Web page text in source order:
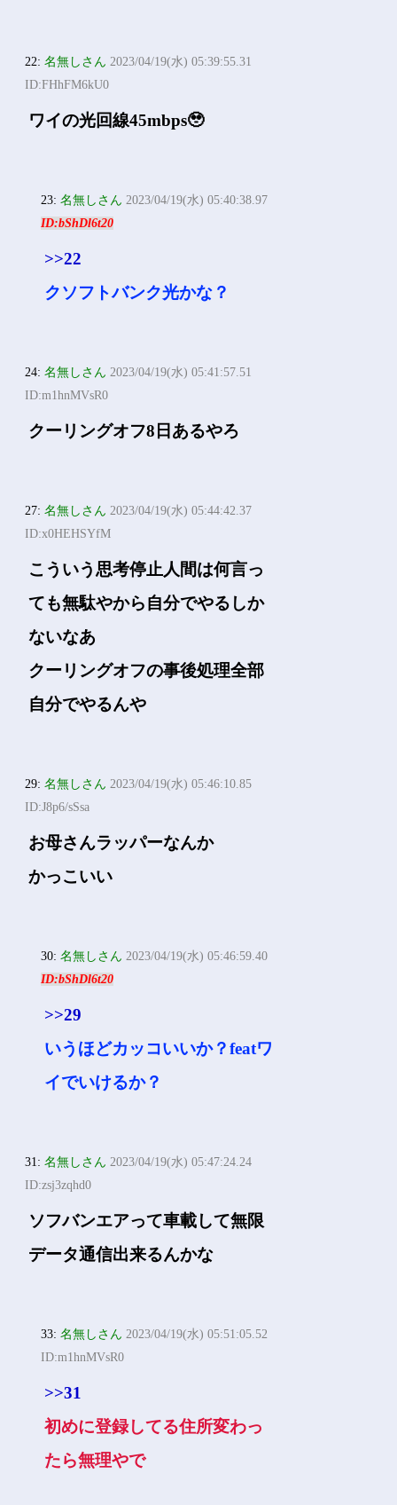
22:名無しさん 2023/04/19(水) 05:39:55.31
ID:FHhFM6kU0
ワイの光回線45mbps🥹
23:名無しさん 2023/04/19(水) 05:40:38.97
ID:bShDl6t20
>>22
クソフトバンク光かな？
24:名無しさん 2023/04/19(水) 05:41:57.51
ID:m1hnMVsR0
クーリングオフ8日あるやろ
27:名無しさん 2023/04/19(水) 05:44:42.37
ID:x0HEHSYfM
こういう思考停止人間は何言っ
ても無駄やから自分でやるしか
ないなあ
クーリングオフの事後処理全部
自分でやるんや
29:名無しさん 2023/04/19(水) 05:46:10.85
ID:J8p6/sSsa
お母さんラッパーなんか
かっこいい
30:名無しさん 2023/04/19(水) 05:46:59.40
ID:bShDl6t20
>>29
いうほどカッコいいか？featワ
イでいけるか？
31:名無しさん 2023/04/19(水) 05:47:24.24
ID:zsj3zqhd0
ソフバンエアって車載して無限
データ通信出来るんかな
33:名無しさん 2023/04/19(水) 05:51:05.52
ID:m1hnMVsR0
>>31
初めに登録してる住所変わっ
たら無理やで